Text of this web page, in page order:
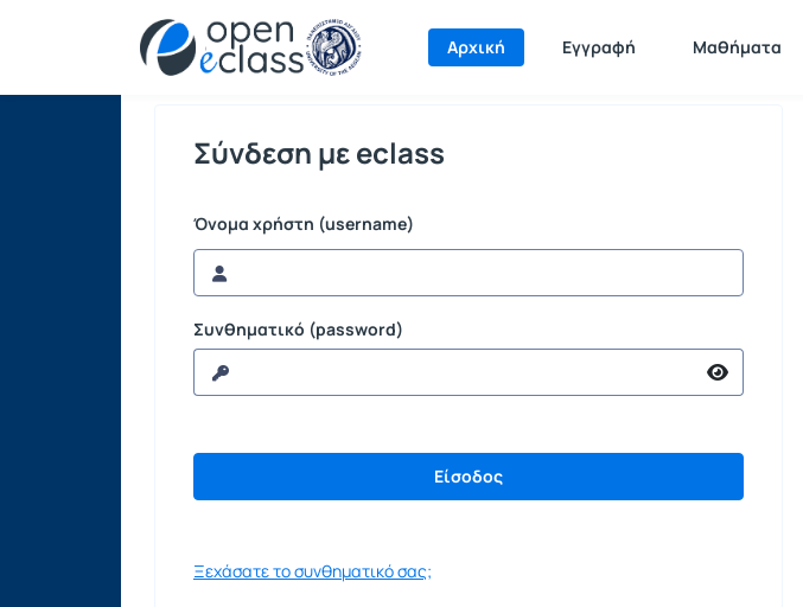
Αρχική Εγγραφή Μαθήματα
Σύνδεση
Σύνδεση με eclass
Όνομα χρήστη (username)
Συνθηματικό (password)
Ξεχάσατε το συνθηματικό σας;